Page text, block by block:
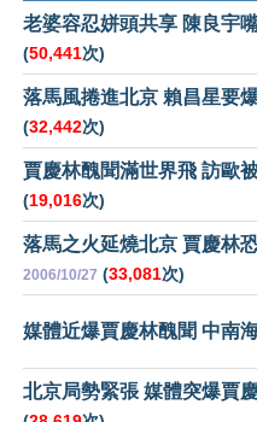
老婆容忍姘頭共享 陳良宇
(50,441次)
落馬風捲進北京 賴昌星要
(32,442次)
賈慶林醜聞滿世界飛 訪歐
(19,016次)
落馬之火延燒北京 賈慶林
2006/10/27 (33,081次)
媒體近爆賈慶林醜聞 中南
北京局勢緊張 媒體突爆賈